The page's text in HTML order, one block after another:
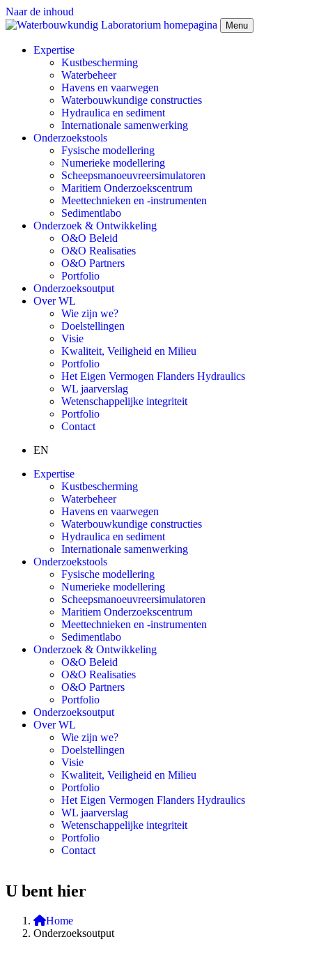
Naar de inhoud
Menu
Expertise
Kustbescherming
Waterbeheer
Havens en vaarwegen
Waterbouwkundige constructies
Hydraulica en sediment
Internationale samenwerking
Onderzoekstools
Fysische modellering
Numerieke modellering
Scheepsmanoeuvreersimulatoren
Maritiem Onderzoekscentrum
Meettechnieken en -instrumenten
Sedimentlabo
Onderzoek & Ontwikkeling
O&O Beleid
O&O Realisaties
O&O Partners
Portfolio
Onderzoeksoutput
Over WL
Wie zijn we?
Doelstellingen
Visie
Kwaliteit, Veiligheid en Milieu
Portfolio
Het Eigen Vermogen Flanders Hydraulics
WL jaarverslag
Wetenschappelijke integriteit
Portfolio
Contact
EN
Expertise
Kustbescherming
Waterbeheer
Havens en vaarwegen
Waterbouwkundige constructies
Hydraulica en sediment
Internationale samenwerking
Onderzoekstools
Fysische modellering
Numerieke modellering
Scheepsmanoeuvreersimulatoren
Maritiem Onderzoekscentrum
Meettechnieken en -instrumenten
Sedimentlabo
Onderzoek & Ontwikkeling
O&O Beleid
O&O Realisaties
O&O Partners
Portfolio
Onderzoeksoutput
Over WL
Wie zijn we?
Doelstellingen
Visie
Kwaliteit, Veiligheid en Milieu
Portfolio
Het Eigen Vermogen Flanders Hydraulics
WL jaarverslag
Wetenschappelijke integriteit
Portfolio
Contact
U bent hier
Home
Onderzoeksoutput